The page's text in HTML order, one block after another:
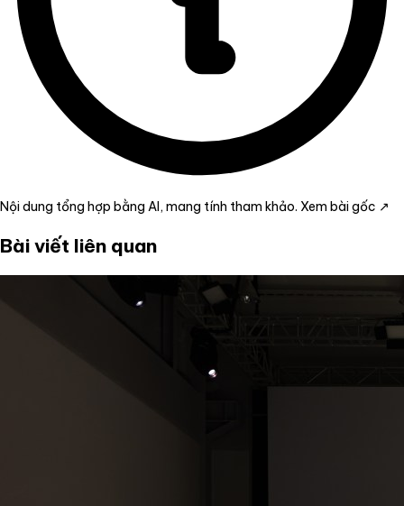
Nội dung tổng hợp bằng AI, mang tính tham khảo. Xem bài gốc ↗
Bài viết liên quan